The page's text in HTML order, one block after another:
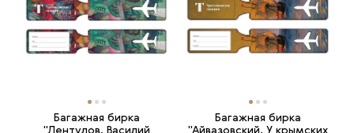
Багажная бирка
"Лентулов. Василий
Багажная бирка
"Айвазовский. У крымских